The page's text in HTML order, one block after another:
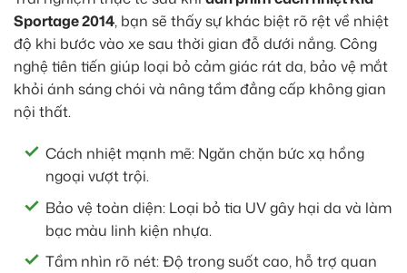
Sportage 2014, bạn sẽ thấy sự khác biệt rõ rệt về nhiệt
độ khi bước vào xe sau thời gian đỗ dưới nắng. Công
nghệ tiên tiến giúp loại bỏ cảm giác rát da, bảo vệ mắt
khỏi ánh sáng chói và nâng tầm đẳng cấp không gian
nội thất.
Cách nhiệt mạnh mẽ: Ngăn chặn bức xạ hồng
ngoại vượt trội.
Bảo vệ toàn diện: Loại bỏ tia UV gây hại da và làm
bạc màu linh kiện nhựa.
Tầm nhìn rõ nét: Độ trong suốt cao, hỗ trợ quan